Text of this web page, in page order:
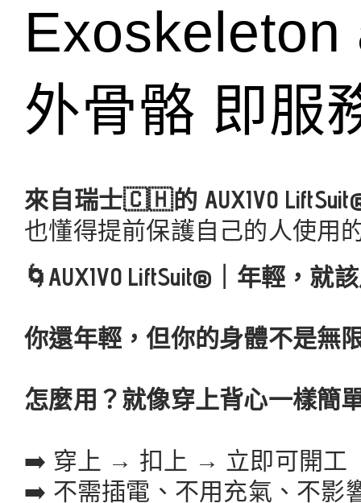
外骨骼 即服
來自瑞士🇨🇭的 AUXIVO
也懂得提前保護自己的人使用
🌀AUXIVO LiftSuit®｜年輕，就
你還年輕，但你的身體不是無
怎麼用？就像穿上背心一樣簡
➡️ 穿上 → 扣上 → 立即可開工
➡️ 不需插電、不用充氣、不影